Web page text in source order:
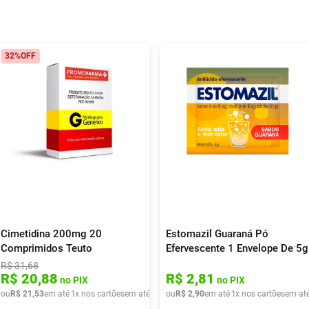
32%OFF
Cimetidina 200mg 20
Comprimidos Teuto
R$31,68
R$ 20,88 no PIX
ou R$ 21 ,53em até 1x nos cartõesem até x deR$ 21,53
Estomazil Guaraná Pó
Efervescente 1 Envelope De 5g
R$ 2,81 no PIX
ou R$ 2,90em até 1x nos cartõesem